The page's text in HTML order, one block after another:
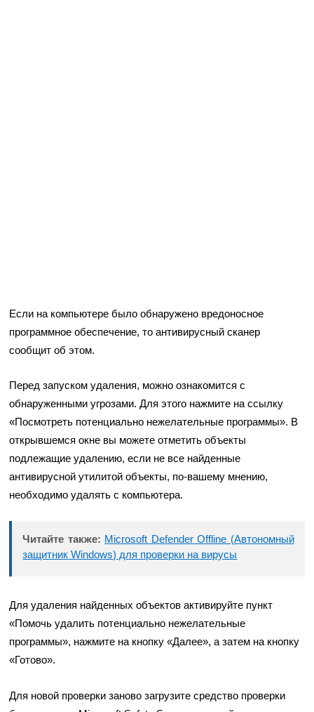
Если на компьютере было обнаружено вредоносное
программное обеспечение, то антивирусный сканер
сообщит об этом.
Перед запуском удаления, можно ознакомится с
обнаруженными угрозами. Для этого нажмите на ссылку
«Посмотреть потенциально нежелательные программы». В
открывшемся окне вы можете отметить объекты
подлежащие удалению, если не все найденные
антивирусной утилитой объекты, по-вашему мнению,
необходимо удалять с компьютера.
Читайте также: Microsoft Defender Offline (Автономный
защитник Windows) для проверки на вирусы
Для удаления найденных объектов активируйте пункт
«Помочь удалить потенциально нежелательные
программы», нажмите на кнопку «Далее», а затем на кнопку
«Готово».
Для новой проверки заново загрузите средство проверки